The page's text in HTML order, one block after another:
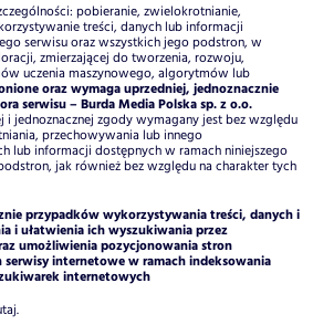
pobieranie, zwielokrotnianie,
treści, danych lub informacji
serwisu oraz wszystkich jego podstron, w
zmierzającej do tworzenia, rozwoju,
uczenia maszynowego, algorytmów lub
oraz wymaga uprzedniej, jednoznacznie
serwisu – Burda Media Polska sp. z o.o.
i jednoznacznej zgody wymagany jest bez względu
przechowywania lub innego
lub informacji dostępnych w ramach niniejszego
jak również bez względu na charakter tych
przypadków wykorzystywania treści, danych i
i ułatwienia ich wyszukiwania przez
umożliwienia pozycjonowania stron
internetowe w ramach indeksowania
internetowych
.